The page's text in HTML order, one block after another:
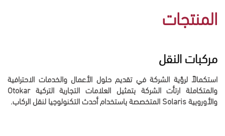
المنتجات
مركبات النقل
استكمالاً لرؤية الشركة في تقديم حلول الأعمال والخدمات الاحترافية
والمتكاملة ارتأت الشركة بتمثيل العلامات التجارية التركية Otokar
والأوروبية Solaris المتخصصة باستخدام أحدث التكنولوجيا لنقل الركاب.